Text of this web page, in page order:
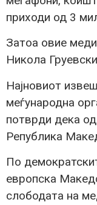
приходи од 3
Затоа овие
Никола
Најновиот
меѓународна
потврди дека
Република
По
европска
слободата на